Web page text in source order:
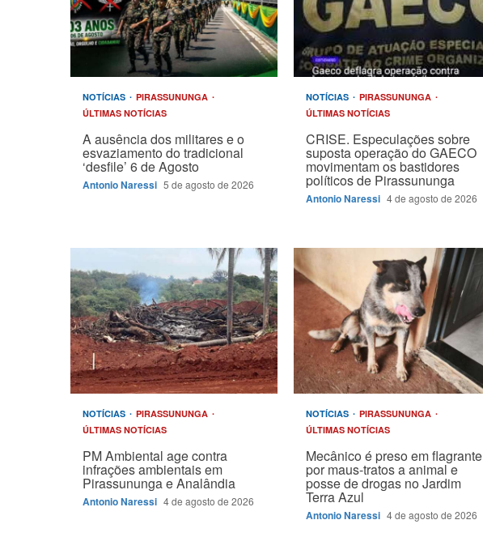
NOTÍCIAS
PIRASSUNUNGA
ÚLTIMAS NOTÍCIAS
A ausência dos militares e o
esvaziamento do tradicional
‘desfile’ 6 de Agosto
Antonio Naressi 5 de agosto de 2026
NOTÍCIAS
PIRASSUNUNGA
ÚLTIMAS NOTÍCIAS
CRISE. Especulações sobre
suposta operação do GAECO
movimentam os bastidores
políticos de Pirassununga
Antonio Naressi 4 de agosto de 2026
NOTÍCIAS
PIRASSUNUNGA
ÚLTIMAS NOTÍCIAS
PM Ambiental age contra
infrações ambientais em
Pirassununga e Analândia
Antonio Naressi 4 de agosto de 2026
NOTÍCIAS
PIRASSUNUNGA
ÚLTIMAS NOTÍCIAS
Mecânico é preso em flagrante
por maus-tratos a animal e
posse de drogas no Jardim
Terra Azul
Antonio Naressi 4 de agosto de 2026